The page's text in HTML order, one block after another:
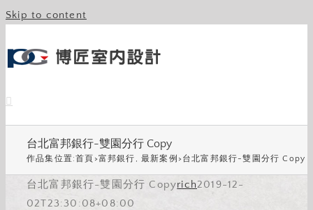
Skip to content
台北富邦銀行-雙園分行 Copy
作品集位置:首頁 >富邦銀行 ,最新案例 >台北富邦銀行-雙園分行 Copy
台北富邦銀行-雙園分行 Copyrich2019-12-
02T23:30:08+08:00